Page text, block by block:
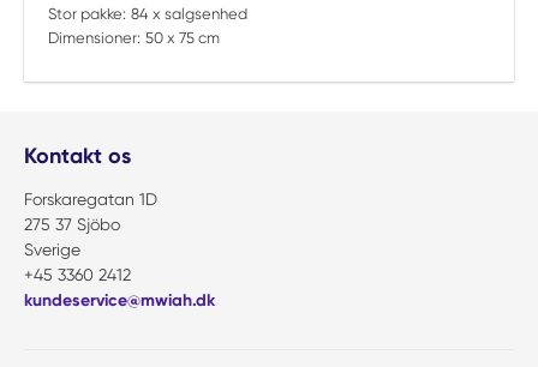
Stor pakke: 84 x salgsenhed
Dimensioner: 50 x 75 cm
Kontakt os
Forskaregatan 1D
275 37 Sjöbo
Sverige
+45 3360 2412
kundeservice@mwiah.dk